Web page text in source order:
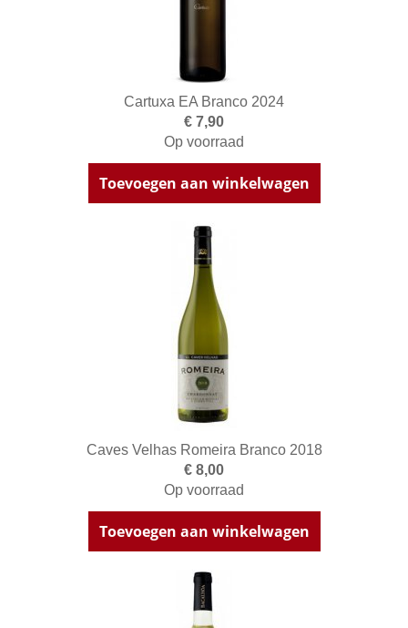
Cartuxa EA Branco 2024
€ 7,90
Op voorraad
Toevoegen aan winkelwagen
Caves Velhas Romeira Branco 2018
€ 8,00
Op voorraad
Toevoegen aan winkelwagen